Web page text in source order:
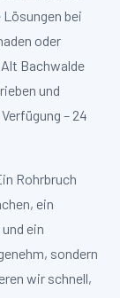
bei
oder
Bachwalde
und
– 24
Rohrbruch
ein
ein
sondern
wir schnell,